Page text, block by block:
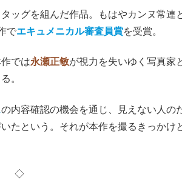
タッグを組んだ作品。もはやカンヌ常連
でエキュメニカル審査員賞を受賞。
では永瀬正敏が視力を失いゆく写真家
。
の内容確認の機会を通じ、見えない人の
たという。それが本作を撮るきっかけ
◇